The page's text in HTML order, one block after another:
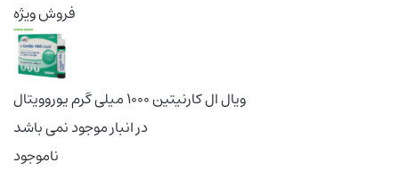
فروش ویژه
ویال ال کارنیتین 1000 میلی گرم یوروویتال
در انبار موجود نمی باشد
ناموجود